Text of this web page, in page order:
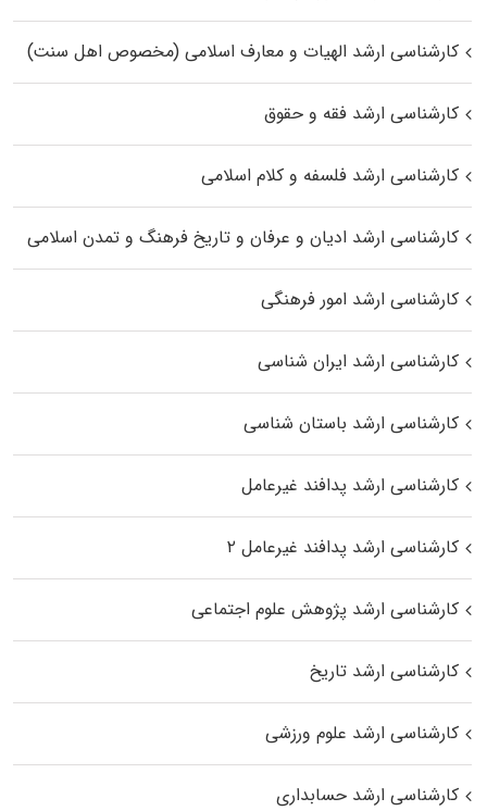
کارشناسی ارشد الهیات و معارف اسلامی (مخصوص اهل سنت)
کارشناسی ارشد فقه و حقوق
کارشناسی ارشد فلسفه و کلام اسلامی
کارشناسی ارشد ادیان و عرفان و تاریخ فرهنگ و تمدن اسلامی
کارشناسی ارشد امور فرهنگی
کارشناسی ارشد ایران شناسی
کارشناسی ارشد باستان شناسی
کارشناسی ارشد پدافند غیرعامل
کارشناسی ارشد پدافند غیرعامل ۲
کارشناسی ارشد پژوهش علوم اجتماعی
کارشناسی ارشد تاریخ
کارشناسی ارشد علوم ورزشی
کارشناسی ارشد حسابداری